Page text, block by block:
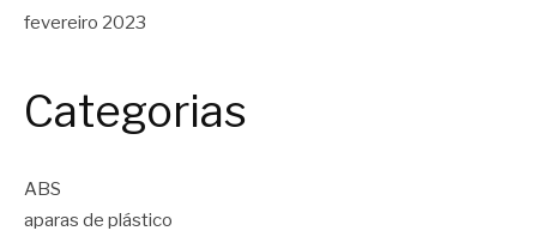
fevereiro 2023
Categorias
ABS
aparas de plástico